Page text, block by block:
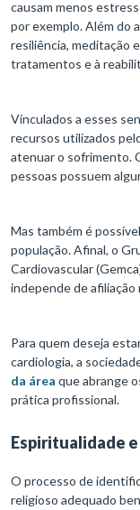
causam menos
por exemplo. Além do
resiliência, meditação
tratamentos e à
Vinculados a esses
recursos utilizados
atenuar o sofrimento.
pessoas possuem
Mas também é
população. Afinal, o
Cardiovascular
independe de
Para quem deseja
cardiologia, a
da área que abrange
prática profissional.
Espiritualidade
O processo de
religioso adequado